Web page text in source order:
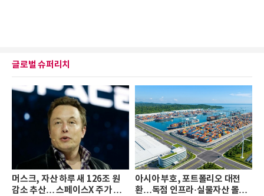
글로벌 슈퍼리치
머스크, 자산 하루 새 126조 원
감소 추산… 스페이스X 주가 하
아시아 부호, 포트폴리오 대전
환…독점 인프라·실물자산 몰린